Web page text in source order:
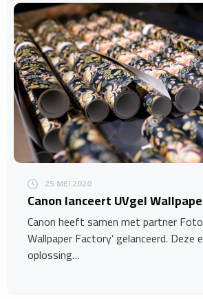
25 MEI 2020
Canon lanceert UVgel
Canon heeft samen met partner
Wallpaper Factory’ gelanceerd.
oplossing…